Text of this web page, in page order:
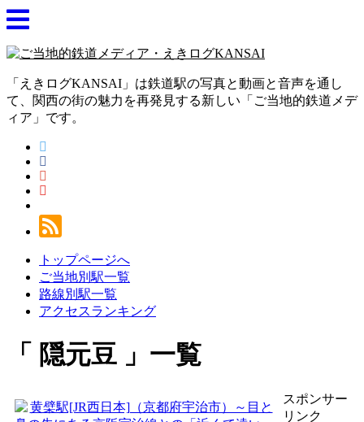
「えきログKANSAI」は鉄道駅の写真と動画と音声を通し
て、関西の街の魅力を再発見する新しい「ご当地的鉄道メデ
ィア」です。
トップページへ
ご当地別駅一覧
路線別駅一覧
アクセスランキング
隠元豆 一覧
スポンサー
リンク